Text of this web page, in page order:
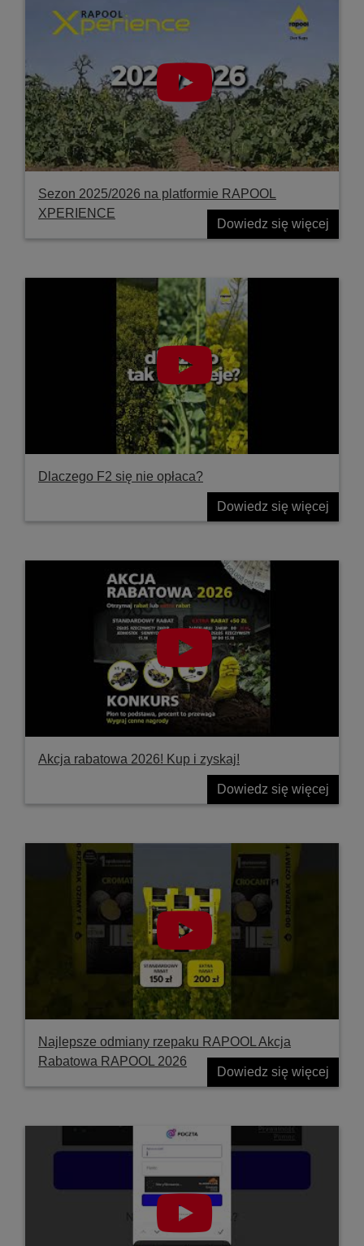
Sezon 2025/2026 na platformie RAPOOL
XPERIENCE
Dowiedz się więcej
Dlaczego F2 się nie opłaca?
Dowiedz się więcej
Akcja rabatowa 2026! Kup i zyskaj!
Dowiedz się więcej
Najlepsze odmiany rzepaku RAPOOL Akcja
Rabatowa RAPOOL 2026
Dowiedz się więcej